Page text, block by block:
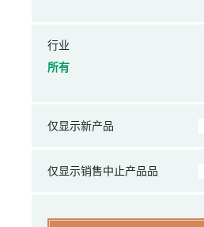
行业
所有
仅显示新产品
仅显示销售中止产品品